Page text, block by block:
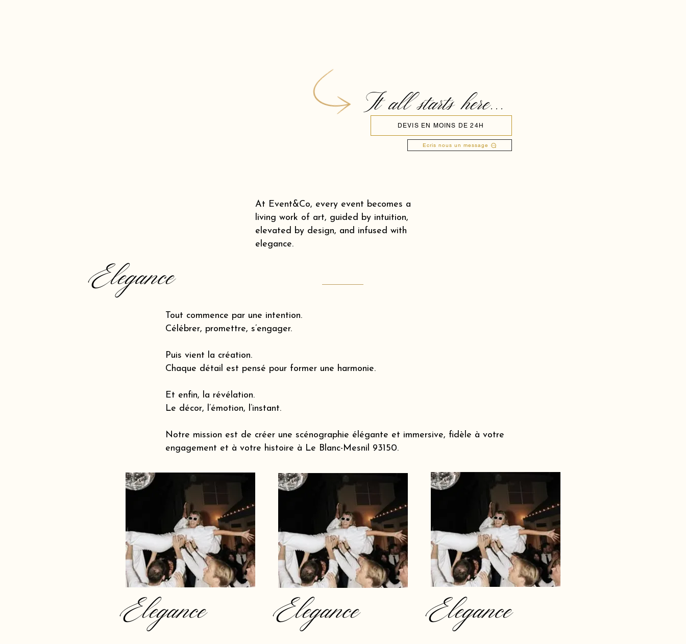
It all starts here...
Ecris nous un message
DEVIS EN MOINS DE 24H
At Event&Co, every event becomes a
living work of art, guided by intuition,
elevated by design, and infused with
elegance.
Elegance
Tout commence par une intention.
Célébrer, promettre, s’engager.
Puis vient la création.
Chaque détail est pensé pour former une harmonie.
Et enfin, la révélation.
Le décor, l’émotion, l’instant.
Notre mission est de créer une scénographie élégante et immersive, fidèle à votre
engagement et à votre histoire à Le Blanc-Mesnil 93150.
Elegance Elegance Elegance